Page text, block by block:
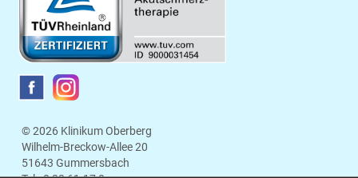
© 2026 Klinikum Oberberg
Wilhelm-Breckow-Allee 20
51643 Gummersbach